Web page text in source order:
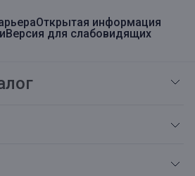
Открытая информация
Версия для слабовидящих